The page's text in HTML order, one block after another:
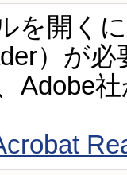
を開く
）が必
Adobe